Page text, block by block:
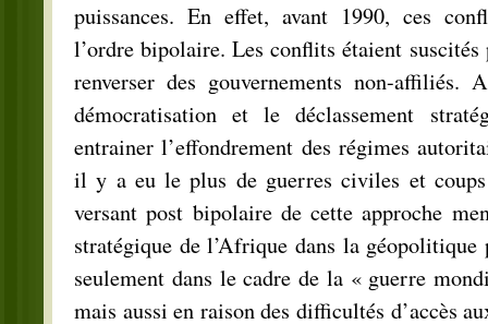
puissances. En effet, avant 1990, ces
l’ordre bipolaire. Les conflits étaient
renverser des gouvernements non-affiliés.
démocratisation et le déclassement
entrainer l’effondrement des régimes
il y a eu le plus de guerres civiles et
versant post bipolaire de cette approche
stratégique de l’Afrique dans la géopolitique
seulement dans le cadre de la « guerre
mais aussi en raison des difficultés d’accès